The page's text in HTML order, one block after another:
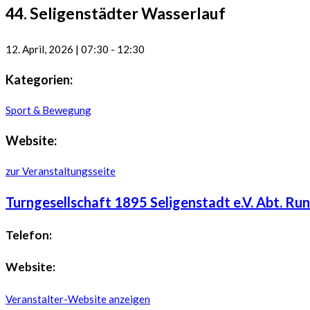
44. Seligenstädter Wasserlauf
12. April, 2026 | 07:30 - 12:30
Kategorien:
Sport & Bewegung
Website:
zur Veranstaltungsseite
Turngesellschaft 1895 Seligenstadt e.V. Abt.
Telefon:
Website:
Veranstalter-Website anzeigen